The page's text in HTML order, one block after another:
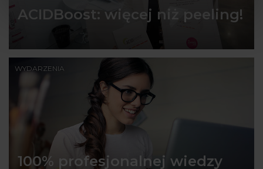
ACIDBoost: więcej niż peeling!
WYDARZENIA
100% profesjonalnej wiedzy